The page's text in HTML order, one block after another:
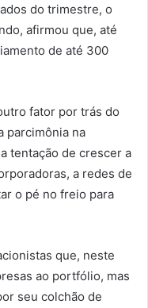
do trimestre, o
afirmou que, até
de até 300
fator por trás do
parcimônia na
tentação de crescer a
a redes de
o pé no freio para
que, neste
ao portfólio, mas
seu colchão de